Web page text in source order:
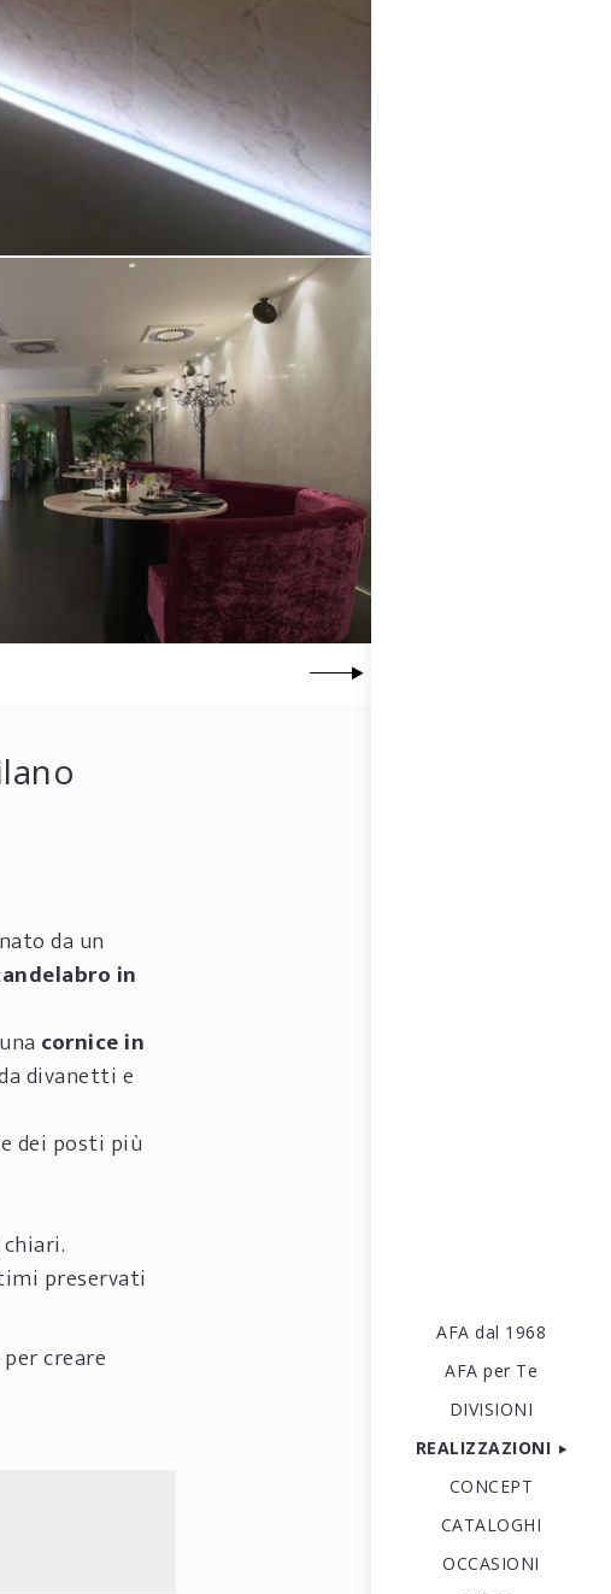
AFA dal 1968
AFA per Te
DIVISIONI
REALIZZAZIONI
CONCEPT
CATALOGHI
OCCASIONI
da un
in
cornice in
divanetti e
dei posti più
preservati
creare